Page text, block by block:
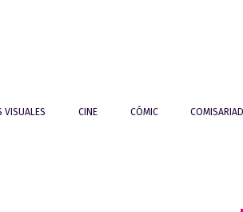
VISUALES CINE CÓMIC